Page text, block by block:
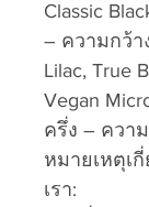
Classic
– ความกว้า
Lilac, True
Vegan
ครึ่ง – ควา
หมายเหตุเ
เรา: